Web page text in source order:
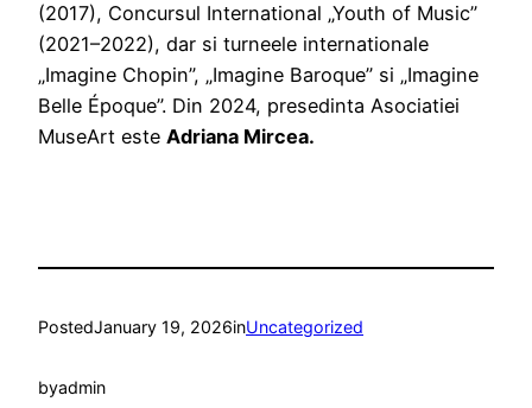
(2017), Concursul International „Youth of Music”
(2021–2022), dar si turneele internationale
„Imagine Chopin”, „Imagine Baroque” si „Imagine
Belle Époque”. Din 2024, presedinta Asociatiei
MuseArt este Adriana Mircea.
PostedJanuary 19, 2026inUncategorized
byadmin